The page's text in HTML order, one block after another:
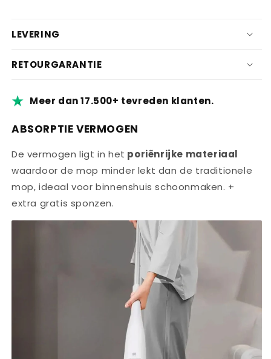
LEVERING
RETOURGARANTIE
Meer dan 17.500+ tevreden klanten.
ABSORPTIE VERMOGEN
De vermogen ligt in het poriënrijke materiaal
waardoor de mop minder lekt dan de traditionele
mop, ideaal voor binnenshuis schoonmaken. +
extra gratis sponzen.